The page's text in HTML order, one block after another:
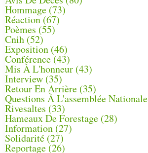
Hommage (73)
Réaction(67)
Poèmes (55)
Cnih (52)
Exposition (46)
Conférence(43)
Mis À L'honneur (43)
Interview (35)
Retour En Arrière (35)
Questions À L'assemblée Nationale
Rivesaltes (33)
Hameaux De Forestage (28)
Information (27)
Solidarité (27)
Reportage(26)